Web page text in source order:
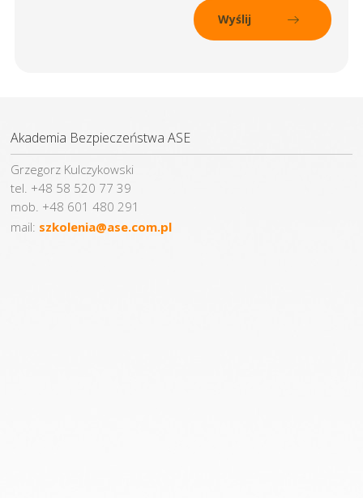
Akademia Bezpieczeństwa ASE
Grzegorz Kulczykowski
tel. +48 58 520 77 39
mob. +48 601 480 291
mail: szkolenia@ase.com.pl